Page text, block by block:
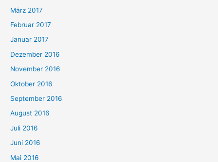
März 2017
Februar 2017
Januar 2017
Dezember 2016
November 2016
Oktober 2016
September 2016
August 2016
Juli 2016
Juni 2016
Mai 2016